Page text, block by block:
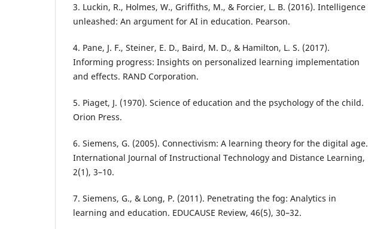
3. Luckin, R., Holmes, W., Griffiths, M., & Forcier, L. B. (2016). Intelligence
unleashed: An argument for AI in education. Pearson.
4. Pane, J. F., Steiner, E. D., Baird, M. D., & Hamilton, L. S. (2017).
Informing progress: Insights on personalized learning implementation
and effects. RAND Corporation.
5. Piaget, J. (1970). Science of education and the psychology of the child.
Orion Press.
6. Siemens, G. (2005). Connectivism: A learning theory for the digital age.
International Journal of Instructional Technology and Distance Learning,
2(1), 3–10.
7. Siemens, G., & Long, P. (2011). Penetrating the fog: Analytics in
learning and education. EDUCAUSE Review, 46(5), 30–32.